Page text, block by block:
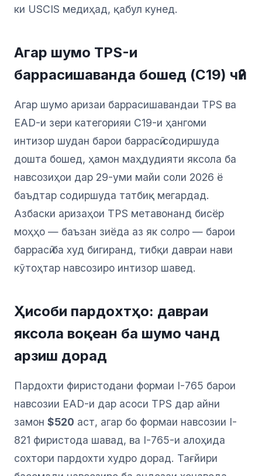
ки USCIS медиҳад, қабул кунед.
Агар шумо TPS-и
баррасишаванда бошед (C19) чӣ?
Агар шумо аризаи баррасишавандаи TPS ва
EAD-и зери категорияи C19-и ҳангоми
интизор шудан барои баррасӣ содиршуда
дошта бошед, ҳамон маҳдудияти яксола ба
навсозиҳои дар 29-уми майи соли 2026 ё
баъдтар содиршуда татбиқ мегардад.
Азбаски аризаҳои TPS метавонанд бисёр
моҳҳо — баъзан зиёда аз як солро — барои
баррасӣ ба худ бигиранд, тибқи давраи нави
кӯтоҳтар навсозиро интизор шавед.
Ҳисоби пардохтҳо: давраи
яксола воқеан ба шумо чанд
арзиш дорад
Пардохти фиристодани формаи I-765 барои
навсозии EAD-и дар асоси TPS дар айни
замон $520 аст, агар бо формаи навсозии I-
821 фиристода шавад, ва I-765-и алоҳида
сохтори пардохти худро дорад. Тағйири